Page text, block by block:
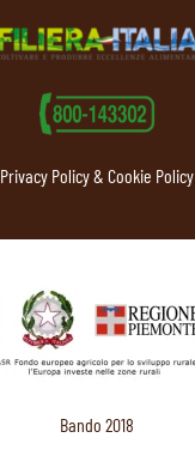
Privacy Policy & Cookie Policy
Bando 2018